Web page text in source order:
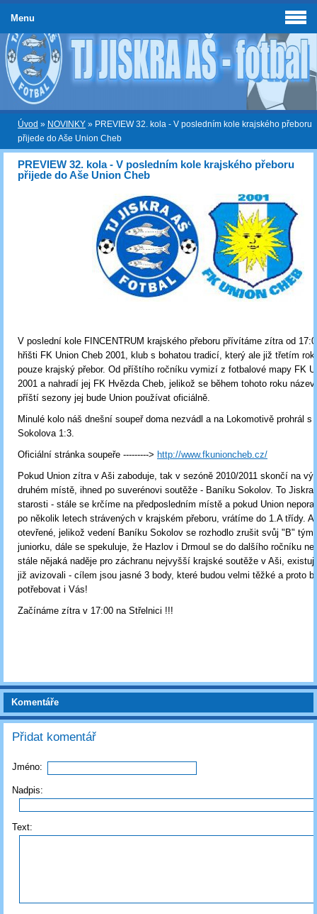
Úvod » NOVINKY » PREVIEW 32. kola - V posledním kole krajského přeboru
přijede do Aše Union Cheb
PREVIEW 32. kola - V posledním kole krajského přeboru
přijede do Aše Union Cheb
V poslední kole FINCENTRUM krajského přeboru přívítáme zítra od
hřišti FK Union Cheb 2001, klub s bohatou tradicí, který ale již třetím
pouze krajský přebor. Od příštího ročníku vymizí z fotbalové mapy FK
2001 a nahradí jej FK Hvězda Cheb, jelikož se během tohoto roku
příští sezony jej bude Union používat oficiálně.
Minulé kolo náš dnešní soupeř doma nezvádl a na Lokomotivě prohrál s
Sokolova 1:3.
Oficiální stránka soupeře ---------> http://www.fkunioncheb.cz/
Pokud Union zítra v Aši zaboduje, tak v sezóně 2010/2011 skončí na
druhém místě, ihned po suverénovi soutěže - Baníku Sokolov. To Jiskra
starosti - stále se krčíme na předposledním místě a pokud Union
po několik letech strávených v krajském přeboru, vrátíme do 1.A třídy.
otevřené, jelikož vedení Baníku Sokolov se rozhodlo zrušit svůj "B"
juniorku, dále se spekuluje, že Hazlov i Drmoul se do dalšího ročníku
stále nějaká naděje pro záchranu nejvyšší krajské soutěže v Aši,
již avizovali - cílem jsou jasné 3 body, které budou velmi těžké a proto
potřebovat i Vás!
Začínáme zítra v 17:00 na Střelnici !!!
Komentáře
Přidat komentář
Jméno:
Nadpis:
Text:
Menu